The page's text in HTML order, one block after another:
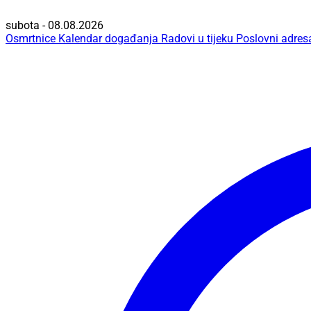
subota - 08.08.2026
Osmrtnice Kalendar događanja Radovi u tijeku Poslovni